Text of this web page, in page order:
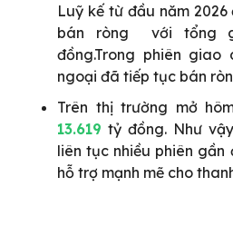
Luỹ kế từ đầu năm
bán ròng với tổng
đồng.Trong phiên
ngoại đã tiếp tục bán
Trên thị trường mở
13.619 tỷ đồng. Như
liên tục nhiều phiên
hỗ trợ mạnh mẽ cho